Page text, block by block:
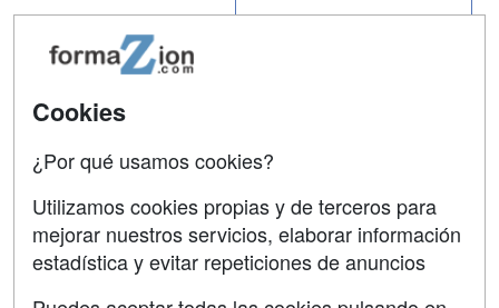
Acceso Usuarios
Acceso Centros
Contactar
Confidencialidad
SÍGUENOS EN:
Cookies
¿Por qué usamos cookies?
Utilizamos cookies propias y de terceros para
mejorar nuestros servicios, elaborar información
estadística y evitar repeticiones de anuncios